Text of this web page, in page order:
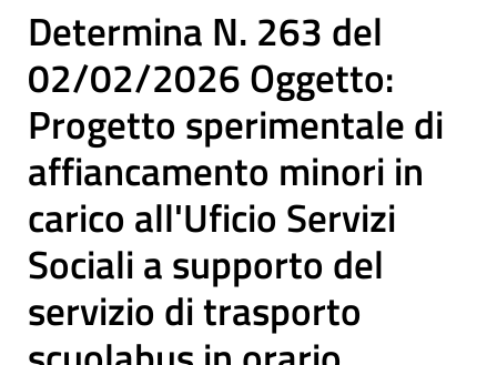
Determina N. 263 del
02/02/2026 Oggetto:
Progetto sperimentale di
affiancamento minori in
carico all'Uficio Servizi
Sociali a supporto del
servizio di trasporto